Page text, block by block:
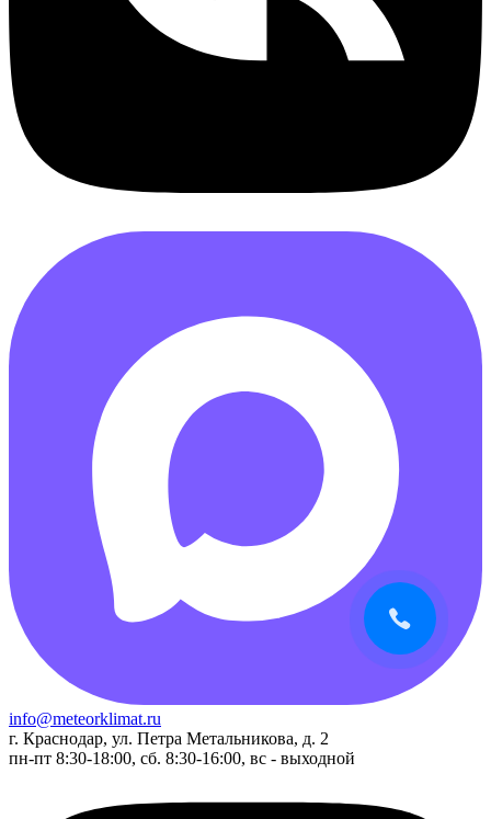
info@meteorklimat.ru
г. Краснодар, ул. Петра Метальникова, д. 2
пн-пт 8:30-18:00, сб. 8:30-16:00, вс - выходной